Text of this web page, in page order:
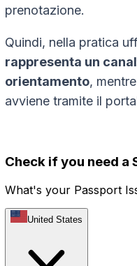
prenotazione.
Quindi, nella pratica
rappresenta un
orientamento,
avviene tramite il
Check if you need a
What's your Passport
United States